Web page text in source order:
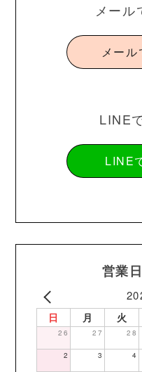
メール
メー
LINE
LINE
営業
日 月 火
26 27 28
2 3 4